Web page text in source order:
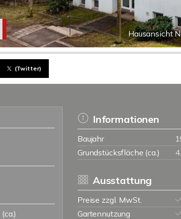
Hausansicht
(Twitter)
(ca.)
Informationen
Baujahr
Grundstücksfläche (ca.)
Ausstattung
Preise zzgl. MwSt.
Gartennutzung